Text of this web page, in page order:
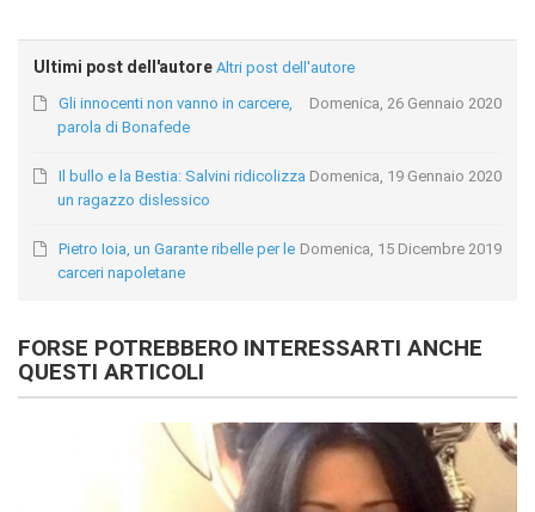
Ultimi post dell'autore Altri post dell'autore
Domenica, 26 Gennaio 2020
Gli innocenti non vanno in carcere,
parola di Bonafede
Domenica, 19 Gennaio 2020
Il bullo e la Bestia: Salvini ridicolizza
un ragazzo dislessico
Domenica, 15 Dicembre 2019
Pietro Ioia, un Garante ribelle per le
carceri napoletane
FORSE POTREBBERO INTERESSARTI ANCHE
QUESTI ARTICOLI